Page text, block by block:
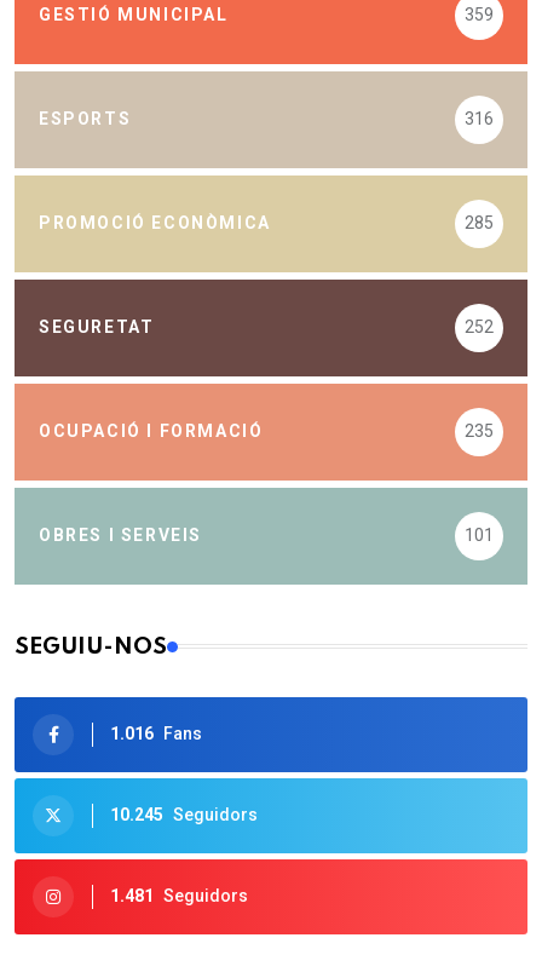
GESTIÓ MUNICIPAL 359
ESPORTS 316
PROMOCIÓ ECONÒMICA 285
SEGURETAT 252
OCUPACIÓ I FORMACIÓ 235
OBRES I SERVEIS 101
SEGUIU-NOS
1.016 Fans
10.245 Seguidors
1.481 Seguidors